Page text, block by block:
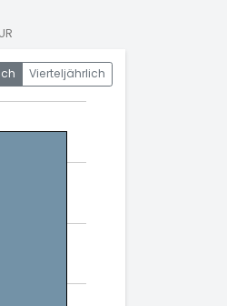
Vierteljährlich